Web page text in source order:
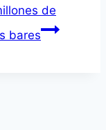
de
bares